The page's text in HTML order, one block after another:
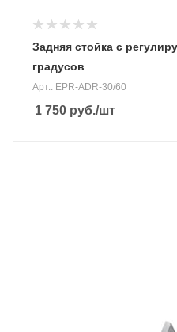
Задняя стойка с
градусов
Арт.: EPR-ADR-30/60
1 750 руб./шт